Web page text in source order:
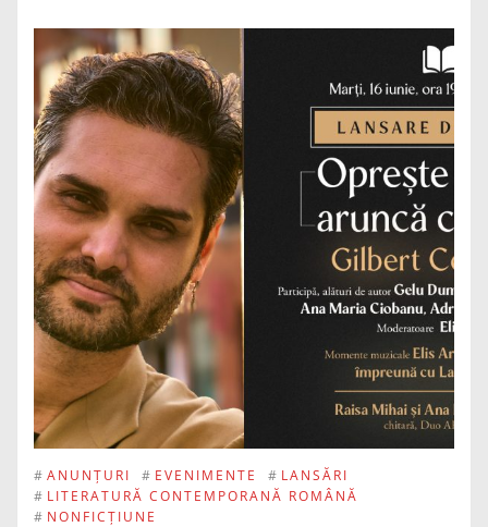
# ANUNȚURI # EVENIMENTE # LANSĂRI
# LITERATURĂ CONTEMPORANĂ ROMÂNĂ
# NONFICȚIUNE